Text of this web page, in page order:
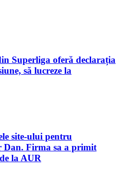
Superliga oferă declarația
să lucreze la
site-ului pentru
Dan. Firma sa a primit
la AUR